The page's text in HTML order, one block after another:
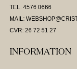
TEL: 4576 0666
MAIL:
CVR: 26 72 51 27
INFORMATION